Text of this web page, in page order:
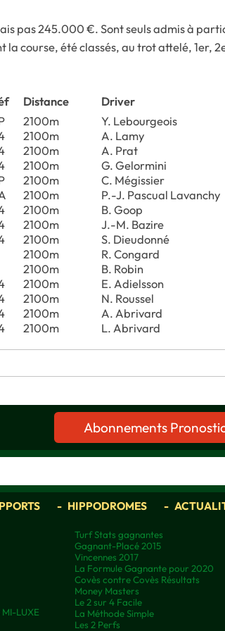
pas 245.000 €. Sont seuls admis à
la course, été classés, au trot attelé, 1er,
Distance Driver
2100m Y. Lebourgeois
2100m A. Lamy
2100m A. Prat
2100m G. Gelormini
2100m C. Mégissier
2100m P.-J. Pascual Lavanchy
2100m B. Goop
2100m J.-M. Bazire
2100m S. Dieudonné
2100m R. Congard
2100m B. Robin
2100m E. Adielsson
2100m N. Roussel
2100m A. Abrivard
2100m L. Abrivard
Abonnements
HIPPODROMES
LUXE
Turf Stats gagnantes
Gagnant-Placé 2015
Vincennes 2017
La Formule Gagnante pour 2020
Covès contre Covès Résultats
Money Masters
Le 2 sur 4 Facile
La Méthode Simple
Les 2 Perfs